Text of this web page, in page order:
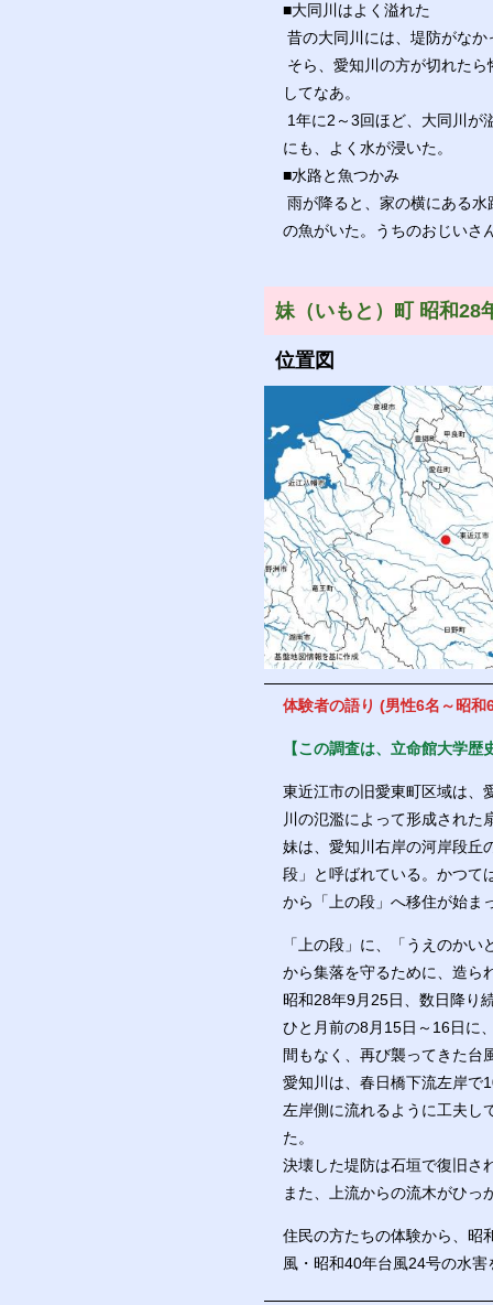
■大同川はよく溢れた
昔の大同川には、堤防がなか
そら、愛知川の方が切れた
してなあ。
1年に2～3回ほど、大同川が
にも、よく水が浸いた。
■水路と魚つかみ
雨が降ると、家の横にある
の魚がいた。うちのおじいさ
妹（いもと）町 昭和28
位置図
体験者の語り (男性6名～昭和
【この調査は、立命館大学
東近江市の旧愛東町区域は、
川の氾濫によって形成された
妹は、愛知川右岸の河岸段丘
段」と呼ばれている。かつて
から「上の段」へ移住が始ま
「上の段」に、「うえのか
から集落を守るために、造ら
昭和28年9月25日、数日降り
ひと月前の8月15日～16日に
間もなく、再び襲ってきた台
愛知川は、春日橋下流左岸で
左岸側に流れるように工夫し
た。
決壊した堤防は石垣で復旧さ
また、上流からの流木がひっ
住民の方たちの体験から、昭
風・昭和40年台風24号の水